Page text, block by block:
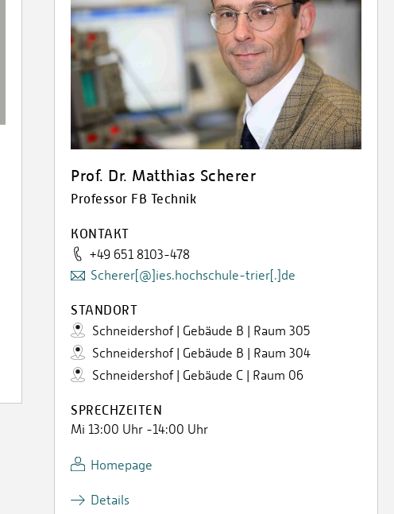
Prof. Dr. Matthias Scherer
Professor FB Technik
KONTAKT
+49 651 8103-478
Scherer[@]ies.hochschule-trier[.]de
STANDORT
Schneidershof | Gebäude B | Raum 305
Schneidershof | Gebäude B | Raum 304
Schneidershof | Gebäude C | Raum 06
SPRECHZEITEN
Mi 13:00 Uhr -14:00 Uhr
Homepage
Details